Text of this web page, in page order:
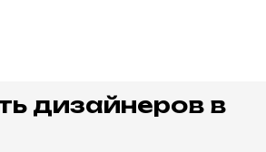
дизайнеров в